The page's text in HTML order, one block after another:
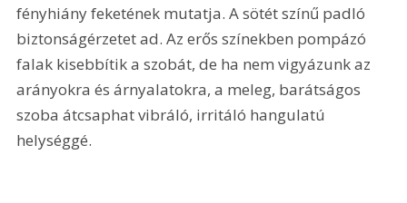
fényhiány feketének mutatja. A sötét színű padló
biztonságérzetet ad. Az erős színekben pompázó
falak kisebbítik a szobát, de ha nem vigyázunk az
arányokra és árnyalatokra, a meleg, barátságos
szoba átcsaphat vibráló, irritáló hangulatú
helységgé.